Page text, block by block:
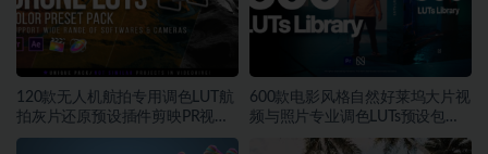
120款无人机航拍专用调色LUT航
拍灰片还原预设插件剪映PR视频
调色
600款电影风格自然好莱坞大片视
频与照片专业调色LUTs预设包素